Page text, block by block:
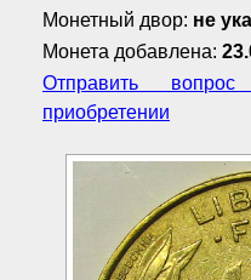
Монетный двор: не
Монета добавлена:
Отправить
приобретении